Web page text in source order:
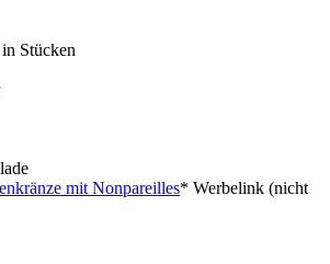
Stücken
mit Nonpareilles* Werbelink (nicht